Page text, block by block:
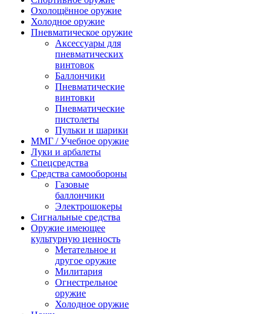
Охолощённое оружие
Холодное оружие
Пневматическое оружие
Аксессуары для
пневматических
винтовок
Баллончики
Пневматические
винтовки
Пневматические
пистолеты
Пульки и шарики
ММГ / Учебное оружие
Луки и арбалеты
Спецсредства
Средства самообороны
Газовые
баллончики
Электрошокеры
Сигнальные средства
Оружие имеющее
культурную ценность
Метательное и
другое оружие
Милитария
Огнестрельное
оружие
Холодное оружие